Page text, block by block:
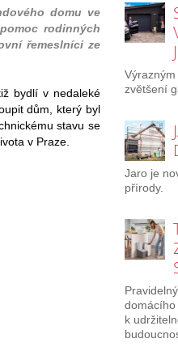
domu ve
rodinných
řemeslníci ze
bydlí v nedaleké
dům, který byl
stavu se
v Praze.
zvětšení
Jaro je
přírody.
domácího
k